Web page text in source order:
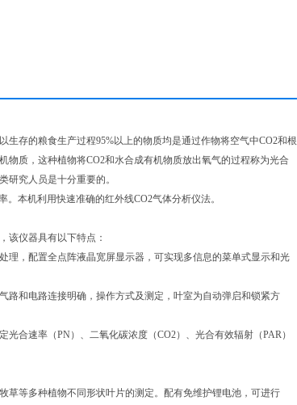
存的粮食生产过程95%以上的物质均是通过作物将空气中CO2和根
质，这种植物将CO2和水合成有机物质放出氧气的过程称为光合
研究人员是十分重要的。
本机利用快速准确的红外线CO2气体分析仪法。
该仪器具有以下特点：
理，配置全点阵液晶宽屏显示器，可实现多信息的菜单式显示和光
路和电路连接明确，操作方式及测定，叶室为自动弹启和锁紧方
合速率（PN）、二氧化碳浓度（CO2）、光合有效辐射（PAR）
草等多种植物不同形状叶片的测定。配有免维护锂电池，可进行